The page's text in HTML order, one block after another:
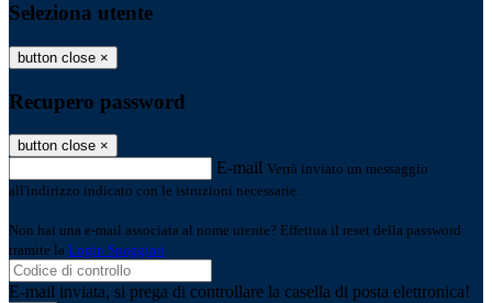
Seleziona utente
button close ×
Recupero password
button close ×
E-mail Verrà inviato un messaggio
all'indirizzo indicato con le istruzioni necessarie.
Non hai una e-mail associata al nome utente? Effettua il reset della password
tramite la Login Spaggiari
E-mail inviata, si prega di controllare la casella di posta elettronica!